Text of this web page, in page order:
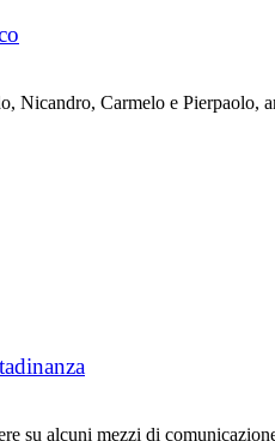
Carmelo e Pierpaolo,
su alcuni mezzi di